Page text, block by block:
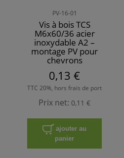
PV-16-01
Vis à bois TCS
M6x60/36 acier
inoxydable A2 –
montage PV pour
chevrons
0,13 €
TTC 20%, hors frais de port
Prix net: 0,11 €
ajouter au
panier